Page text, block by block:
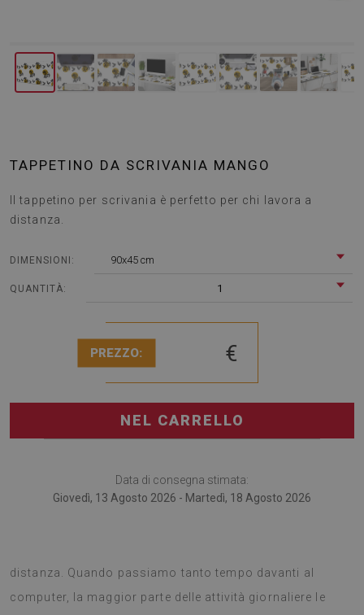
TAPPETINO DA SCRIVANIA MANGO
Il tappetino per scrivania è perfetto per chi lavora a
distanza.
DIMENSIONI: 90x45 cm
QUANTITÀ: 1
PREZZO: €
NEL CARRELLO
Data di consegna stimata:
Giovedì, 13 Agosto 2026 - Martedì, 18 Agosto 2026
distanza. Quando passiamo tanto tempo davanti al
computer, la maggior parte delle attività giornaliere le